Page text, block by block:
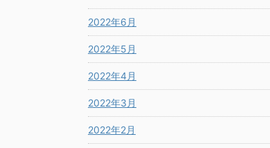
2022年6月
2022年5月
2022年4月
2022年3月
2022年2月